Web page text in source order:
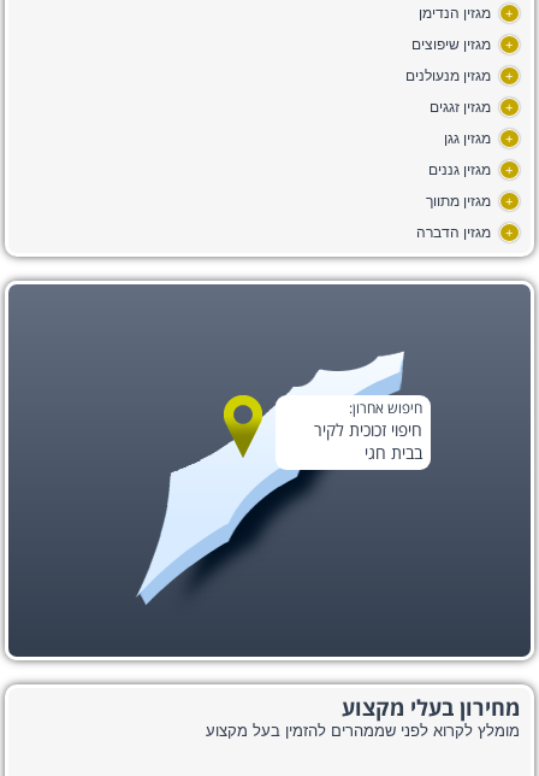
+ מגזין הנדימן
+ מגזין שיפוצים
+ מגזין מנעולנים
+ מגזין זגגים
+ מגזין גגן
+ מגזין גננים
+ מגזין מתווך
+ מגזין הדברה
חיפוש אחרון:
חיפוי זכוכית לקיר
בבית חגי
מחירון בעלי מקצוע
מומלץ לקרוא לפני שממהרים להזמין בעל מקצוע